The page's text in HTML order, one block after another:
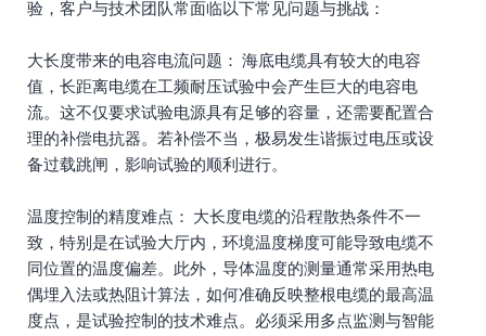
验，客户与技术团队常面临以下常见问题与挑战：
大长度带来的电容电流问题： 海底电缆具有较大的电容
值，长距离电缆在工频耐压试验中会产生巨大的电容电
流。这不仅要求试验电源具有足够的容量，还需要配置合
理的补偿电抗器。若补偿不当，极易发生谐振过电压或设
备过载跳闸，影响试验的顺利进行。
温度控制的精度难点： 大长度电缆的沿程散热条件不一
致，特别是在试验大厅内，环境温度梯度可能导致电缆不
同位置的温度偏差。此外，导体温度的测量通常采用热电
偶埋入法或热阻计算法，如何准确反映整根电缆的最高温
度点，是试验控制的技术难点。必须采用多点监测与智能